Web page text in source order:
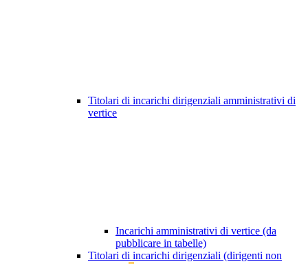
Titolari di incarichi dirigenziali amministrativi di
vertice
Incarichi amministrativi di vertice (da
pubblicare in tabelle)
Titolari di incarichi dirigenziali (dirigenti non